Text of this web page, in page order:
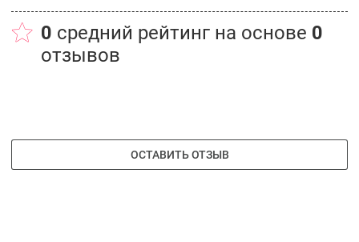
0 средний рейтинг на основе 0
отзывов
ОСТАВИТЬ ОТЗЫВ